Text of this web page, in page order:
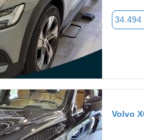
34.494
Volvo